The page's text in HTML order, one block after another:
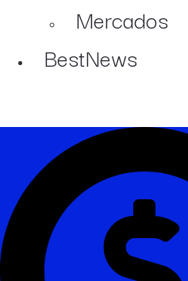
Mercados
BestNews